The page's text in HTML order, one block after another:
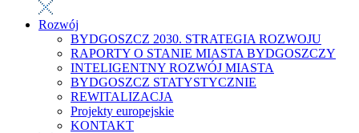
Rozwój
BYDGOSZCZ 2030. STRATEGIA ROZWOJU
RAPORTY O STANIE MIASTA BYDGOSZCZY
INTELIGENTNY ROZWÓJ MIASTA
BYDGOSZCZ STATYSTYCZNIE
REWITALIZACJA
Projekty europejskie
KONTAKT